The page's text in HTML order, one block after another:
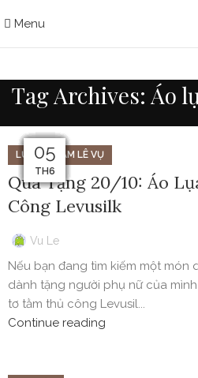
Menu
Tag Archives: Áo
14
TH10
LỤA TƠ TẰM LÊ VỤ
Quà Tặng 20/10: Áo
Công Levusilk
Vu Le
Nếu bạn đang tìm kiếm một món
dành tặng người phụ nữ của
tơ tằm thủ công Levusil...
Continue reading
23
TH12
11
TH12
15
TH6
14
TH6
13
TH6
13
TH6
12
TH6
09
TH6
08
TH6
07
TH6
05
TH6